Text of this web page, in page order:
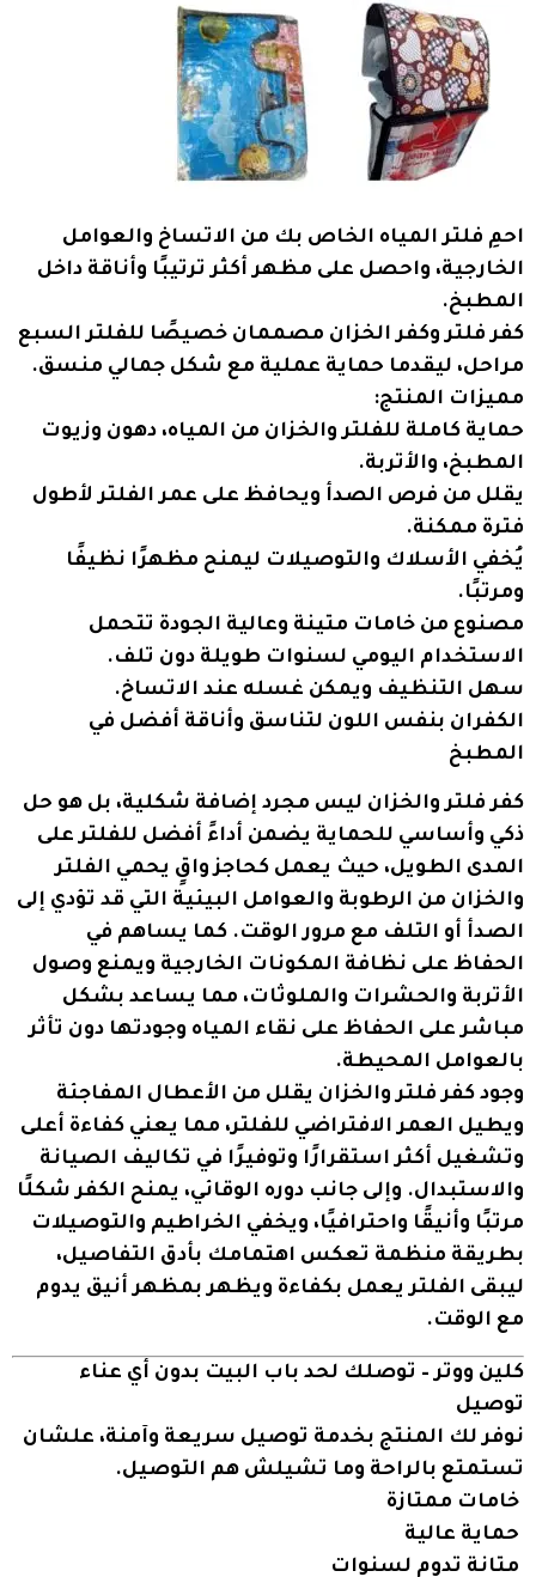
احمِ فلتر المياه الخاص بك من الاتساخ والعوامل
الخارجية، واحصل على مظهر أكثر ترتيبًا وأناقة داخل
المطبخ.
كفر فلتر وكفر الخزان مصممان خصيصًا للفلتر السبع
مراحل، ليقدما حماية عملية مع شكل جمالي منسق.
مميزات المنتج:
حماية كاملة للفلتر والخزان من المياه، دهون وزيوت
المطبخ، والأتربة.
يقلل من فرص الصدأ ويحافظ على عمر الفلتر لأطول
فترة ممكنة.
يُخفي الأسلاك والتوصيلات ليمنح مظهرًا نظيفًا
ومرتبًا.
مصنوع من خامات متينة وعالية الجودة تتحمل
الاستخدام اليومي لسنوات طويلة دون تلف.
سهل التنظيف ويمكن غسله عند الاتساخ.
الكفران بنفس اللون لتناسق وأناقة أفضل في
المطبخ
كفر فلتر والخزان ليس مجرد إضافة شكلية، بل هو حل
ذكي وأساسي للحماية يضمن أداءً أفضل للفلتر على
المدى الطويل، حيث يعمل كحاجز واقٍ يحمي الفلتر
والخزان من الرطوبة والعوامل البيئية التي قد تؤدي إلى
الصدأ أو التلف مع مرور الوقت. كما يساهم في
الحفاظ على نظافة المكونات الخارجية ويمنع وصول
الأتربة والحشرات والملوثات، مما يساعد بشكل
مباشر على الحفاظ على نقاء المياه وجودتها دون تأثر
بالعوامل المحيطة.
وجود كفر فلتر والخزان يقلل من الأعطال المفاجئة
ويطيل العمر الافتراضي للفلتر، مما يعني كفاءة أعلى
وتشغيل أكثر استقرارًا وتوفيرًا في تكاليف الصيانة
والاستبدال. وإلى جانب دوره الوقائي، يمنح الكفر شكلًا
مرتبًا وأنيقًا واحترافيًا، ويخفي الخراطيم والتوصيلات
بطريقة منظمة تعكس اهتمامك بأدق التفاصيل،
ليبقى الفلتر يعمل بكفاءة ويظهر بمظهر أنيق يدوم
مع الوقت.
كلين ووتر – توصلك لحد باب البيت بدون أي عناء
توصيل
نوفر لك المنتج بخدمة توصيل سريعة وآمنة، علشان
تستمتع بالراحة وما تشيلش هم التوصيل.
خامات ممتازة
حماية عالية
متانة تدوم لسنوات